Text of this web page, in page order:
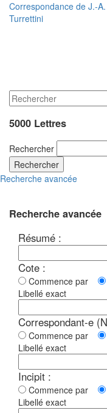
Correspondance de J.-A.
Turrettini
5000 Lettres
Rechercher
Rechercher
Recherche avancée
Recherche avancée
Résumé :
Cote :
Commence par
Libellé exact
Correspondant-e
Commence par
Libellé exact
Incipit :
Commence par
Libellé exact